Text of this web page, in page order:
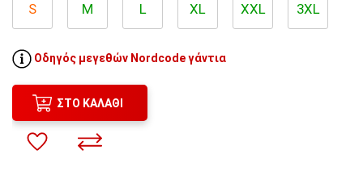
S M L XL XXL 3XL
Οδηγός μεγεθών Nordcode γάντια
ΣΤΟ ΚΑΛΆΘΙ